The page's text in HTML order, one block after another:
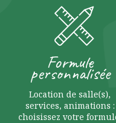
Formule
personnalisée
Location de salle(s),
services, animations :
choisissez votre